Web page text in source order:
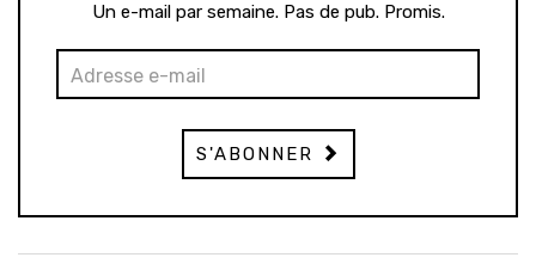
Un e-mail par semaine. Pas de pub. Promis.
S'ABONNER